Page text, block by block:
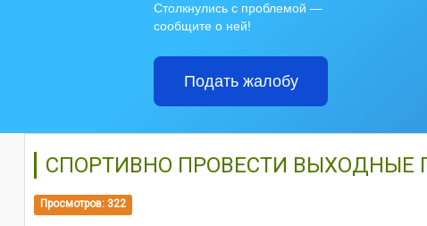
Столкнулись с проблемой —
сообщите о ней!
Подать жалобу
СПОРТИВНО ПРОВЕСТИ ВЫХОДНЫЕ
Просмотров: 322